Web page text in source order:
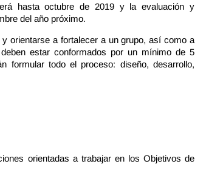
hasta octubre de 2019 y la evaluación y
del año próximo.
orientarse a fortalecer a un grupo, así como a
estar conformados por un mínimo de 5
formular todo el proceso: diseño, desarrollo,
orientadas a trabajar en los Objetivos de